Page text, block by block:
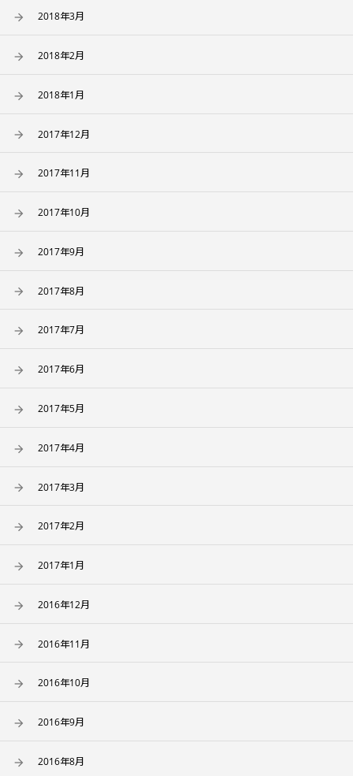
2018年3月
2018年2月
2018年1月
2017年12月
2017年11月
2017年10月
2017年9月
2017年8月
2017年7月
2017年6月
2017年5月
2017年4月
2017年3月
2017年2月
2017年1月
2016年12月
2016年11月
2016年10月
2016年9月
2016年8月